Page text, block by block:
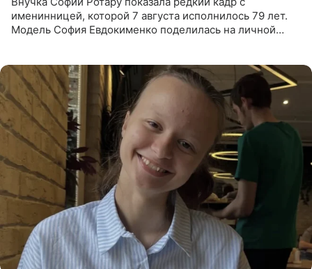
именинницей, которой 7 августа исполнилось 79 лет.
Модель София Евдокименко поделилась на личной